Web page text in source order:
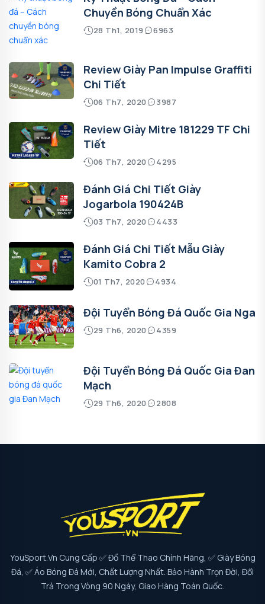
Chuyền Bóng Chuẩn Xác
28 Th1, 2019 6963
Review Giày Pan Impulse Graffiti
Chi Tiết
06 Th7, 2020 3987
Review Giày Mitre 181229 TF Chi
Tiết
06 Th7, 2020 4295
Đánh Giá Chi Tiết Giày
Jogarbola 190424B
03 Th7, 2020 4433
Đánh Giá Chi Tiết Mẫu Giày
Kamito Cobra 2
01 Th7, 2020 4934
Đội Tuyển Bóng Đá Quốc Gia Nga
29 Th6, 2020 4359
Đội Tuyển Bóng Đá Quốc Gia Đan
Mạch
29 Th6, 2020 2808
YouSport.vn Cung Cấp ✅ Đồ Thể Thao Chính Hãng, ✅ Giày Bóng
Đá, ✅ Áo Bóng Đá Mới, Chất Lượng Nhất. Bảo Hành Trọn Đời, Đổi
Trả Trong Vòng 90 Ngày, Giao Hàng Toàn Quốc.